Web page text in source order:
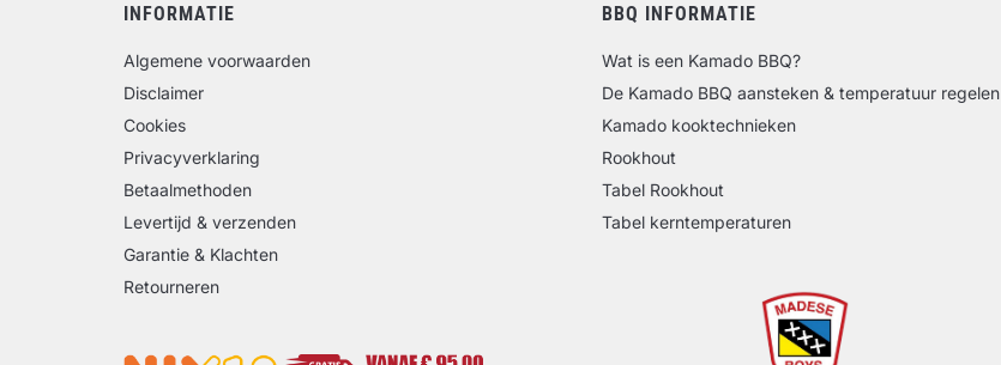
INFORMATIE
Algemene voorwaarden
Disclaimer
Cookies
Privacyverklaring
Betaalmethoden
Levertijd & verzenden
Garantie & Klachten
Retourneren
BBQ INFORMATIE
Wat is een Kamado BBQ?
De Kamado BBQ aansteken & temperatuur regelen
Kamado kooktechnieken
Rookhout
Tabel Rookhout
Tabel kerntemperaturen